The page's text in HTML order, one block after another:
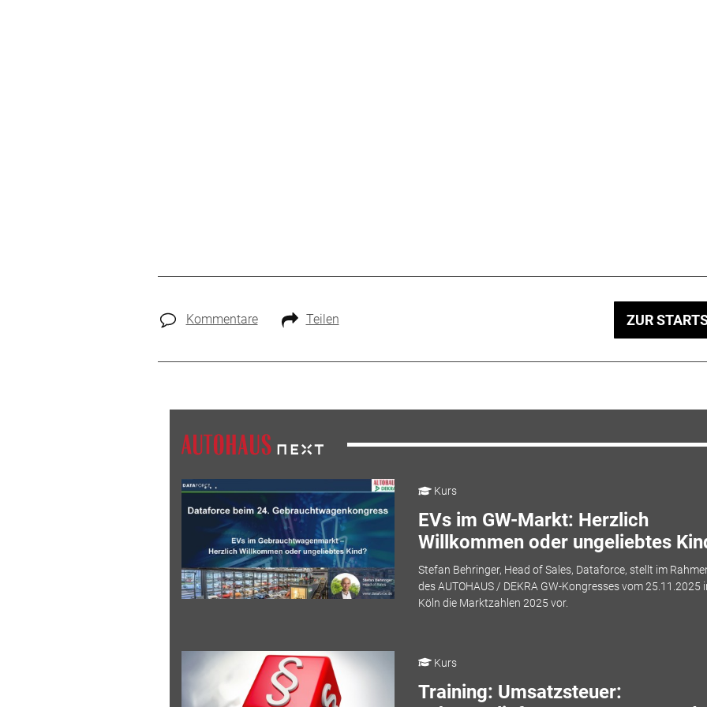
Kommentare Teilen ZUR
Kurs
EVs im GW-Markt: Herzlich
Willkommen oder ungeliebtes
Stefan Behringer, Head of Sales, Dataforce, stellt im
des AUTOHAUS / DEKRA GW-Kongresses vom 25.11.2025
Köln die Marktzahlen 2025 vor.
Kurs
Training: Umsatzsteuer: